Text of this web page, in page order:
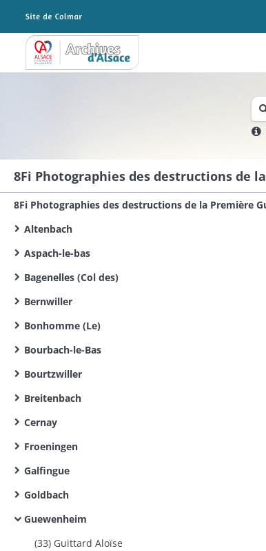
Archives Alsace - Colmar
Altenbach
Aspach-le-bas
Bagenelles (Col des)
Bernwiller
Bonhomme (Le)
Bourbach-le-Bas
Bourtzwiller
Breitenbach
Cernay
Froeningen
Galfingue
Goldbach
Guewenheim
(33) Guittard Aloïse